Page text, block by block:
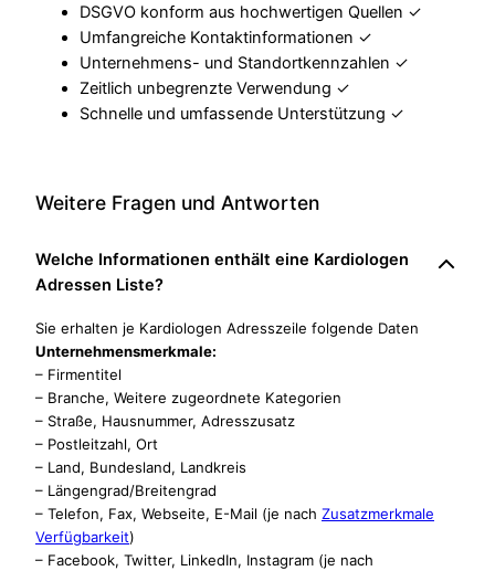
DSGVO konform aus hochwertigen Quellen ✓
Umfangreiche Kontaktinformationen ✓
Unternehmens- und Standortkennzahlen ✓
Zeitlich unbegrenzte Verwendung ✓
Schnelle und umfassende Unterstützung ✓
Weitere Fragen und Antworten
Welche Informationen enthält eine Kardiologen
Adressen Liste?
Sie erhalten je Kardiologen Adresszeile folgende Daten
Unternehmensmerkmale:
– Firmentitel
– Branche, Weitere zugeordnete Kategorien
– Straße, Hausnummer, Adresszusatz
– Postleitzahl, Ort
– Land, Bundesland, Landkreis
– Längengrad/Breitengrad
– Telefon, Fax, Webseite, E-Mail (je nach Zusatzmerkmale
Verfügbarkeit)
– Facebook, Twitter, LinkedIn, Instagram (je nach